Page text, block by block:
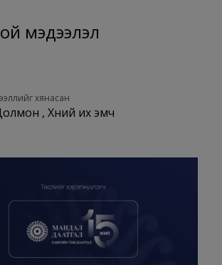
мэдээлэл
хянасан
, Хүний их эмч